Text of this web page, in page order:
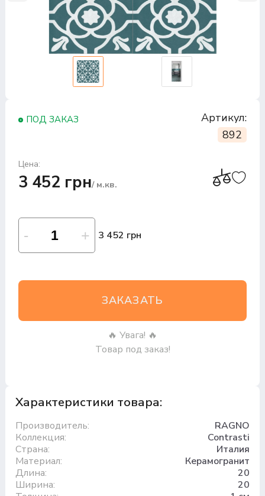
ПОД ЗАКАЗ
Артикул:
892
Цена:
3 452 грн/ м.кв.
3 452 грн
ЗАКАЗАТЬ
🔥 Увага! 🔥
Товар под заказ!
Характеристики товара:
Производитель:
RAGNO
Коллекция:
Contrasti
Страна:
Италия
Материал:
Керамогранит
Длина:
20
Ширина:
20